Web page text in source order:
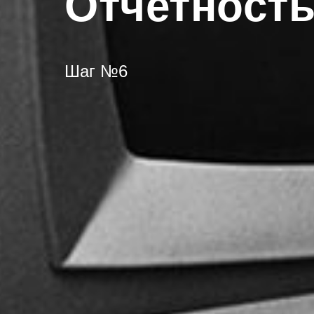
Шаг №6